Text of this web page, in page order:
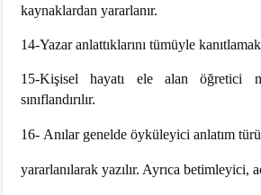
kaynaklardan yararlanır.
14-Yazar anlattıklarını tümüyle
15-Kişisel hayatı ele alan öğretici
sınıflandırılır.
16- Anılar genelde öyküleyici anlatım
yararlanılarak yazılır. Ayrıca betimleyici,